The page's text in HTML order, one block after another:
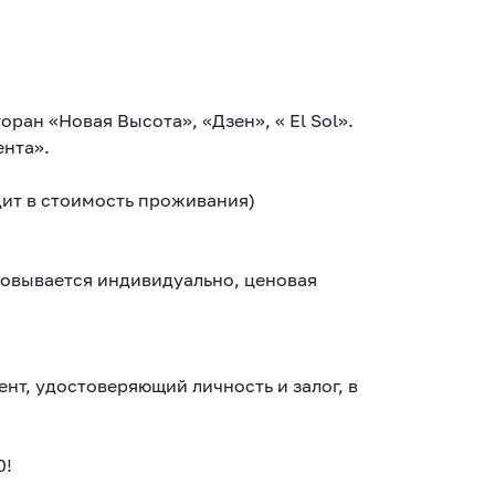
«Новая Высота», «Дзен», « Еl Sоl».
в стоимость проживания)
индивидуально, ценовая
удостоверяющий личность и залог, в